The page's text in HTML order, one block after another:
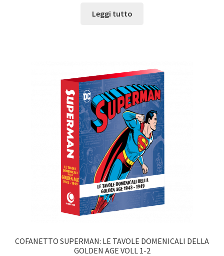
Leggi tutto
COFANETTO SUPERMAN: LE TAVOLE DOMENICALI DELLA
GOLDEN AGE VOLL 1-2